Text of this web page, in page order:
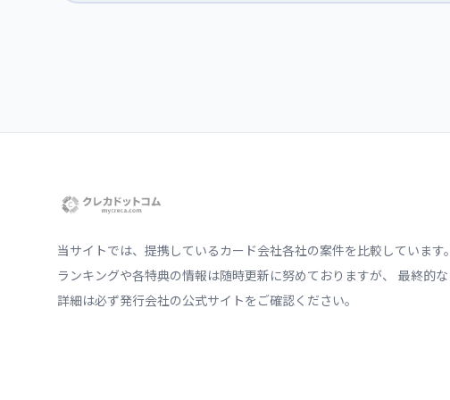
当サイトでは、提携しているカード会社各社の案件を比較しています。
ランキングや各特典の情報は随時更新に努めておりますが、 最終的な
詳細は必ず発行会社の公式サイトをご確認ください。